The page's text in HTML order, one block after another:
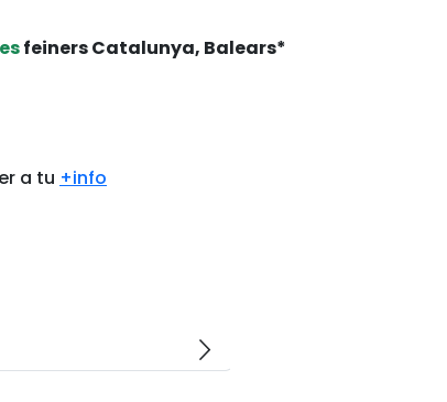
feiners Catalunya, Balears*
a tu +info
arrow_forward_ios